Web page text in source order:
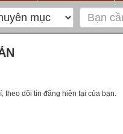
theo dõi tin đăng hiện tại của bạn.